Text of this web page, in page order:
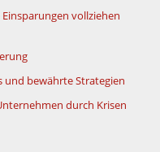
vollziehen
und bewährte Strategien
durch Krisen